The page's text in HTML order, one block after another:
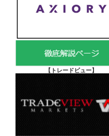
【 トレードビュー】